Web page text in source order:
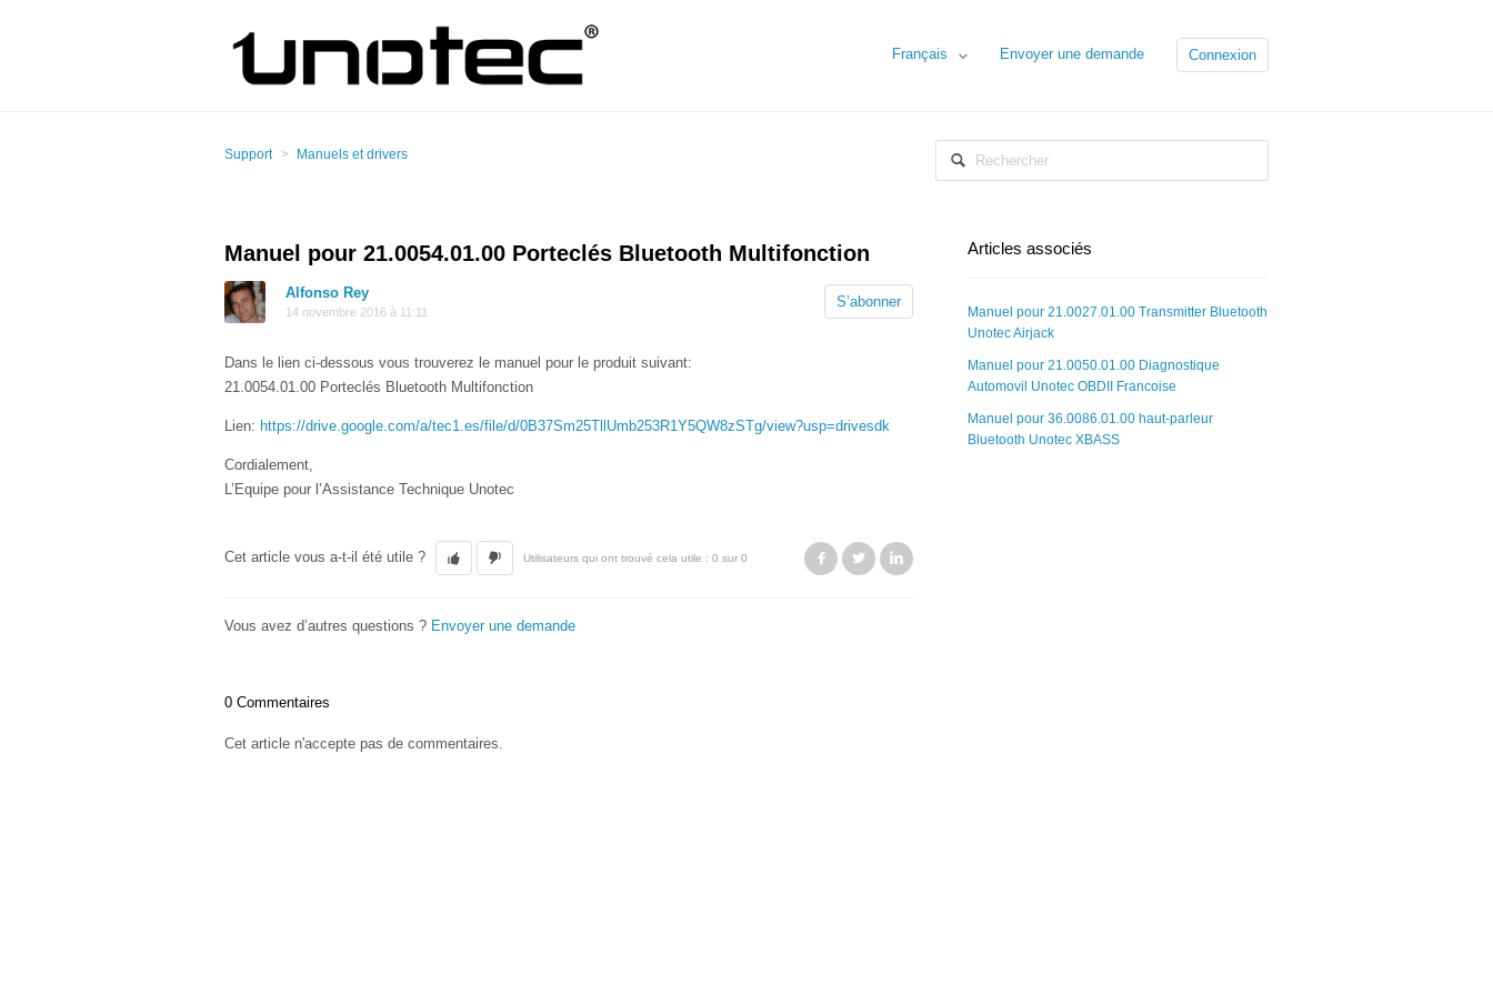
Français Envoyer une demande Connexion
Support Manuels et drivers
Manuel pour 21.0054.01.00 Porteclés Bluetooth Multifonction
Alfonso Rey
14 novembre 2016 à 11:11
S’abonner
Dans le lien ci-dessous vous trouverez le manuel pour le produit suivant:
21.0054.01.00 Porteclés Bluetooth Multifonction
Lien: https://drive.google.com/a/tec1.es/file/d/0B37Sm25TllUmb253R1Y5QW8zSTg/view?usp=drivesdk
Cordialement,
L’Equipe pour l’Assistance Technique Unotec
Cet article vous a-t-il été utile ? Utilisateurs qui ont trouvé cela utile : 0 sur 0 Facebook
Twitter
Vous avez d’autres questions ? Envoyer une demande
0 Commentaires
Cet article n'accepte pas de commentaires.
Articles associés
Manuel pour 21.0027.01.00 Transmitter Bluetooth
Unotec Airjack
Manuel pour 21.0050.01.00 Diagnostique
Automovil Unotec OBDII Francoise
Manuel pour 36.0086.01.00 haut-parleur
Bluetooth Unotec XBASS